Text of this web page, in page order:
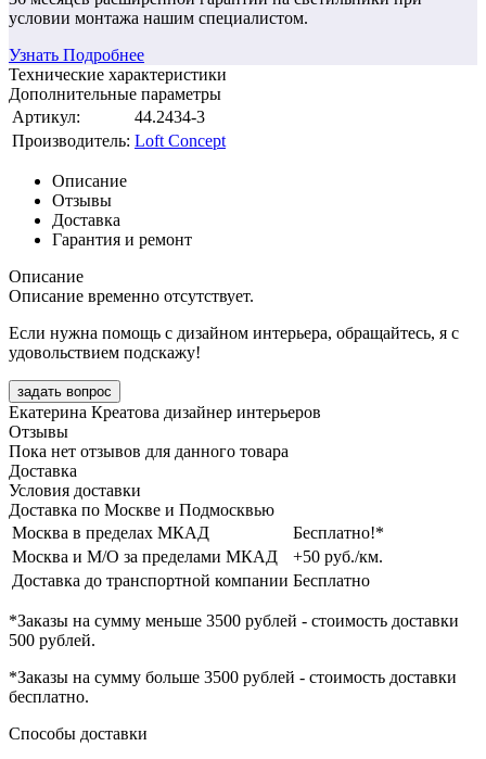
условии монтажа нашим специалистом.
Узнать Подробнее
Технические характеристики
Дополнительные параметры
Артикул:
44.2434-3
Производитель: Loft Concept
Описание
Отзывы
Доставка
Гарантия и ремонт
Описание
Описание временно отсутствует.
Если нужна помощь с дизайном интерьера, обращайтесь, я с
удовольствием подскажу!
задать вопрос
Екатерина Креатова дизайнер интерьеров
Отзывы
Пока нет отзывов для данного товара
Доставка
Условия доставки
Доставка по Москве и Подмосквью
Москва в пределах МКАД
Бесплатно!*
Москва и М/О за пределами МКАД
+50 руб./км.
Доставка до транспортной компании Бесплатно
*Заказы на сумму меньше 3500 рублей - стоимость доставки
500 рублей.
*Заказы на сумму больше 3500 рублей - стоимость доставки
бесплатно.
Способы доставки